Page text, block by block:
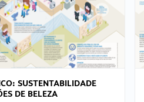
SUSTENTABILIDADE
DE BELEZA